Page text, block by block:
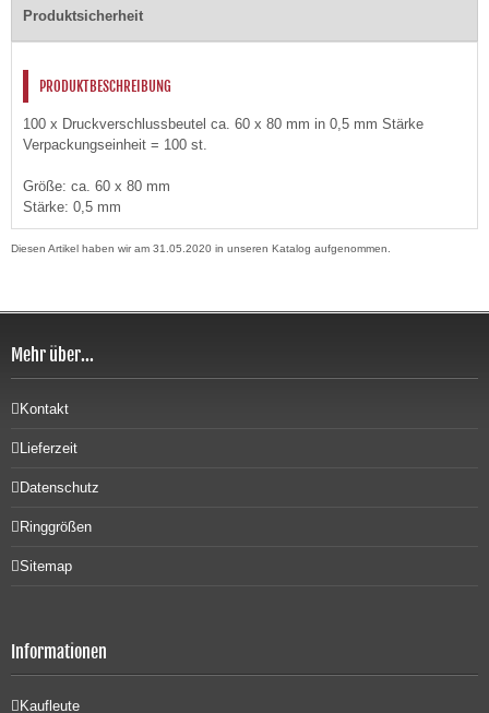
Produktsicherheit
PRODUKTBESCHREIBUNG
100 x Druckverschlussbeutel ca. 60 x 80 mm in 0,5 mm Stärke
Verpackungseinheit = 100 st.
Größe: ca. 60 x 80 mm
Stärke: 0,5 mm
Diesen Artikel haben wir am 31.05.2020 in unseren Katalog aufgenommen.
Mehr über...
Kontakt
Lieferzeit
Datenschutz
Ringgrößen
Sitemap
Informationen
Kaufleute